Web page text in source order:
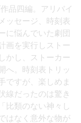
品四編。アリバイ
ッセージ、時刻表
に悩んでいた劇団
画を実行しストー
かし、ストーカー
へ。時刻表トリッ
ですが、楽しめま
線だったのは驚き
比類のない神々し
はなく意外な物が